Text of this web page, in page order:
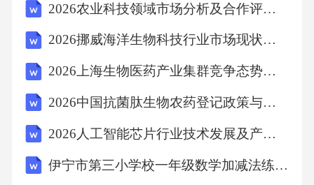
应用建立评价体系建立全面、科学的综合素质
评价体系，包括学业水平、思想品德、社会实
育的投入和支持，提高职业教育的社会地位和
认可度。职业教育地位提升推进校企合作，让
企业参与职业教育的人才培养，实现教育与产
业的深度融合。校企合作模式提供多样化的职
2026农业科技领域市场分析及合作评估布局发展计划报告
2026挪威海洋生物科技行业市场现状供需分析及投资评估规划分析研究报告
2026上海生物医药产业集群竞争态势发展现状投资评估分析
2026中国抗菌肽生物农药登记政策与绿色农业应用前景评估报告
2026人工智能芯片行业技术发展及产业链构建与应用领域研究报告
伊宁市第三小学校一年级数学加减法练习题